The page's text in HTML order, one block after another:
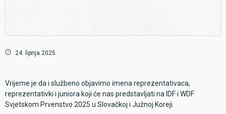
24. lipnja 2025.
Vrijeme je da i službeno objavimo imena reprezentativaca,
reprezentativki i juniora koji će nas predstavljati na IDF i WDF
Svjetskom Prvenstvo 2025 u Slovačkoj i Južnoj Koreji.